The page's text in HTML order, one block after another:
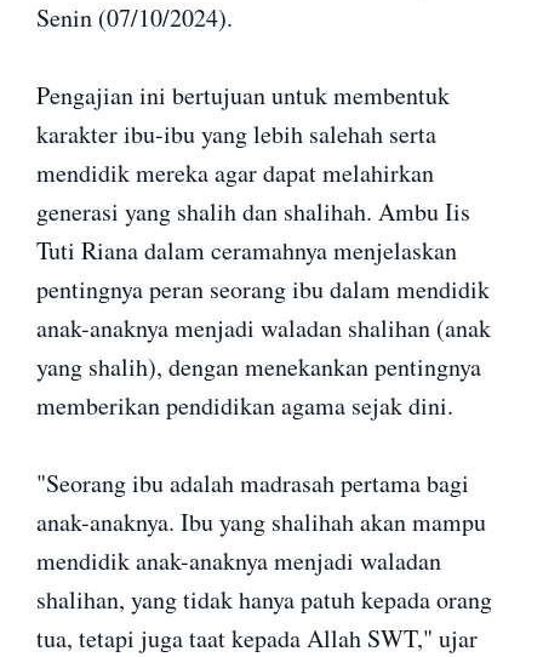
Senin (07/10/2024).
Pengajian ini bertujuan untuk membentuk
karakter ibu-ibu yang lebih salehah serta
mendidik mereka agar dapat melahirkan
generasi yang shalih dan shalihah. Ambu Iis
Tuti Riana dalam ceramahnya menjelaskan
pentingnya peran seorang ibu dalam mendidik
anak-anaknya menjadi waladan shalihan (anak
yang shalih), dengan menekankan pentingnya
memberikan pendidikan agama sejak dini.
"Seorang ibu adalah madrasah pertama bagi
anak-anaknya. Ibu yang shalihah akan mampu
mendidik anak-anaknya menjadi waladan
shalihan, yang tidak hanya patuh kepada orang
tua, tetapi juga taat kepada Allah SWT," ujar